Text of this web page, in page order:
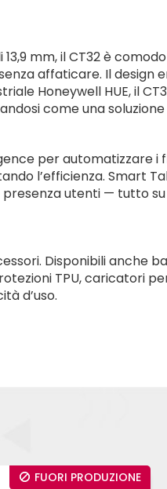
mm, il CT32 è
affaticare. Il design
Honeywell HUE, il
come una
per automatizzare i
l’efficienza. Smart
utenti — tutto
Disponibili anche
TPU, caricatori
d’uso.